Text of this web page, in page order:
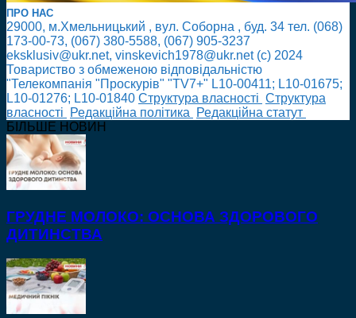
ПРО НАС
29000, м.Хмельницький , вул. Соборна , буд. 34 тел. (068)
173-00-73, (067) 380-5588, (067) 905-3237
eksklusiv@ukr.net, vinskevich1978@ukr.net (с) 2024
Товариство з обмеженою відповідальністю
"Телекомпанія "Проскурів" "TV7+" L10-00411; L10-01675;
L10-01276; L10-01840 Cтруктура власності Cтруктура
власності
Редакційна політика
Редакційна статут
БІЛЬШЕ НОВИН
ГРУДНЕ МОЛОКО: ОСНОВА ЗДОРОВОГО
ДИТИНСТВА